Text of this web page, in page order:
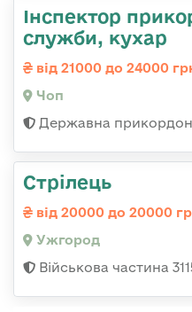
Інспектор
служби, кухар
від 21000 до 24000
Чоп
Державна
Стрілець
від 20000 до 20000
Ужгород
Військова частина